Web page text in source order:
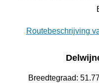
Routebeschrijving
Breedtegraad: